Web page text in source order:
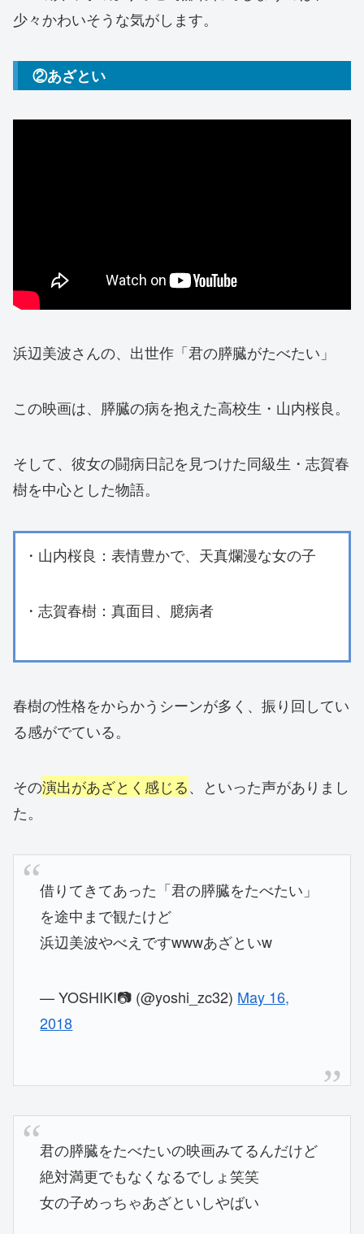
少々かわいそうな気がします。
②あざとい
浜辺美波さんの、出世作「君の膵臓がたべたい」
この映画は、膵臓の病を抱えた高校生・山内桜良。
そして、彼女の闘病日記を見つけた同級生・志賀春
樹を中心とした物語。
・山内桜良：表情豊かで、天真爛漫な女の子
・志賀春樹：真面目、臆病者
春樹の性格をからかうシーンが多く、振り回してい
る感がでている。
その演出があざとく感じる、といった声がありまし
た。
借りてきてあった「君の膵臓をたべたい」
を途中まで観たけど
浜辺美波やべえですwwwあざといw
— YOSHIKI📷 (@yoshi_zc32) May 16,
2018
君の膵臓をたべたいの映画みてるんだけど
絶対満更でもなくなるでしょ笑笑
女の子めっちゃあざといしやばい